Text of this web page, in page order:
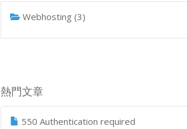
Webhosting (3)
熱門文章
550 Authentication required